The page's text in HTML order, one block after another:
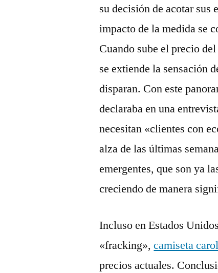
su decisión de acotar sus
impacto de la medida se
Cuando sube el precio
se extiende la sensación
disparan. Con este
declaraba en una
necesitan «clientes con
alza de las últimas
emergentes, que son ya
creciendo de manera
Incluso en Estados
«fracking»,camiseta
precios actuales.